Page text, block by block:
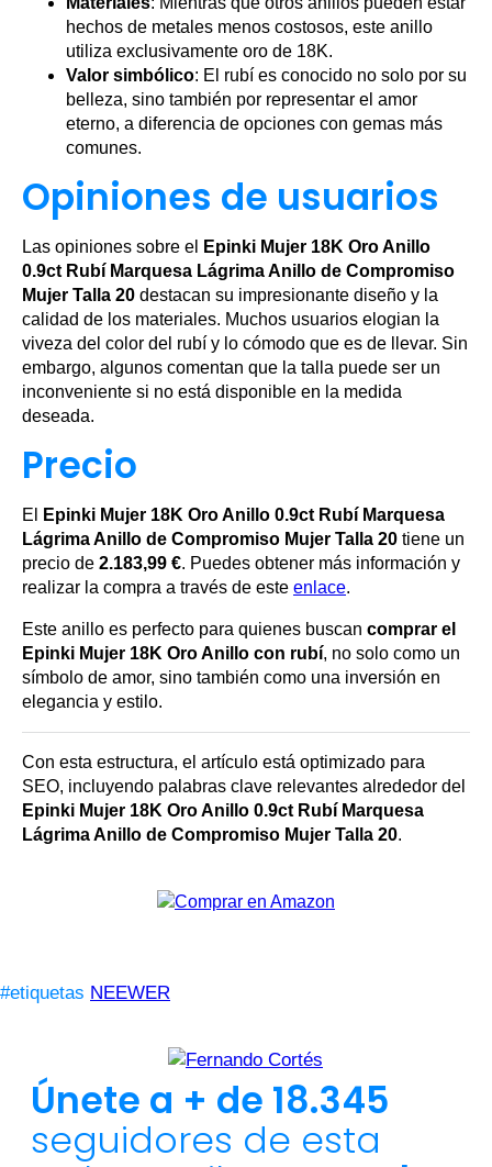
hechos de metales menos costosos, este anillo
utiliza exclusivamente oro de 18K.
Valor simbólico: El rubí es conocido no solo por su
belleza, sino también por representar el amor
eterno, a diferencia de opciones con gemas más
comunes.
Opiniones de usuarios
Las opiniones sobre el
Epinki Mujer 18K Oro Anillo
0.9ct Rubí Marquesa Lágrima Anillo de Compromiso
Mujer Talla 20 destacan su impresionante diseño y la
calidad de los materiales. Muchos usuarios elogian la
viveza del color del rubí y lo cómodo que es de llevar. Sin
embargo, algunos comentan que la talla puede ser un
inconveniente si no está disponible en la medida
deseada.
Precio
El
Epinki Mujer 18K Oro Anillo 0.9ct Rubí Marquesa
Lágrima Anillo de Compromiso Mujer Talla 20 tiene un
precio de 2.183,99 €. Puedes obtener más información y
realizar la compra a través de este enlace.
Este anillo es perfecto para quienes buscan comprar el
Epinki Mujer 18K Oro Anillo con rubí, no solo como un
símbolo de amor, sino también como una inversión en
elegancia y estilo.
Con esta estructura, el artículo está optimizado para
SEO, incluyendo palabras clave relevantes alrededor del
Epinki Mujer 18K Oro Anillo 0.9ct Rubí Marquesa
Lágrima Anillo de Compromiso Mujer Talla 20.
#etiquetas NEEWER
Únete a + de 18.345
seguidores de esta